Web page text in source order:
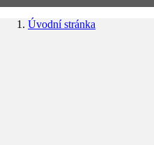
Úvodní stránka